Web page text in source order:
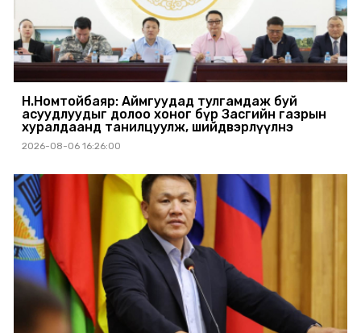
Н.Номтойбаяр: Аймгуудад тулгамдаж буй
асуудлуудыг долоо хоног бүр Засгийн газрын
хуралдаанд танилцуулж, шийдвэрлүүлнэ
2026-08-06 16:26:00